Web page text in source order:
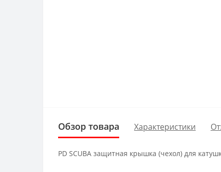
Обзор товара Характеристики
PD SCUBA защитная крышка (чехол) для